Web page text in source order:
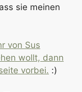
sie meinen
von Sus
wollt, dann
vorbei. :)